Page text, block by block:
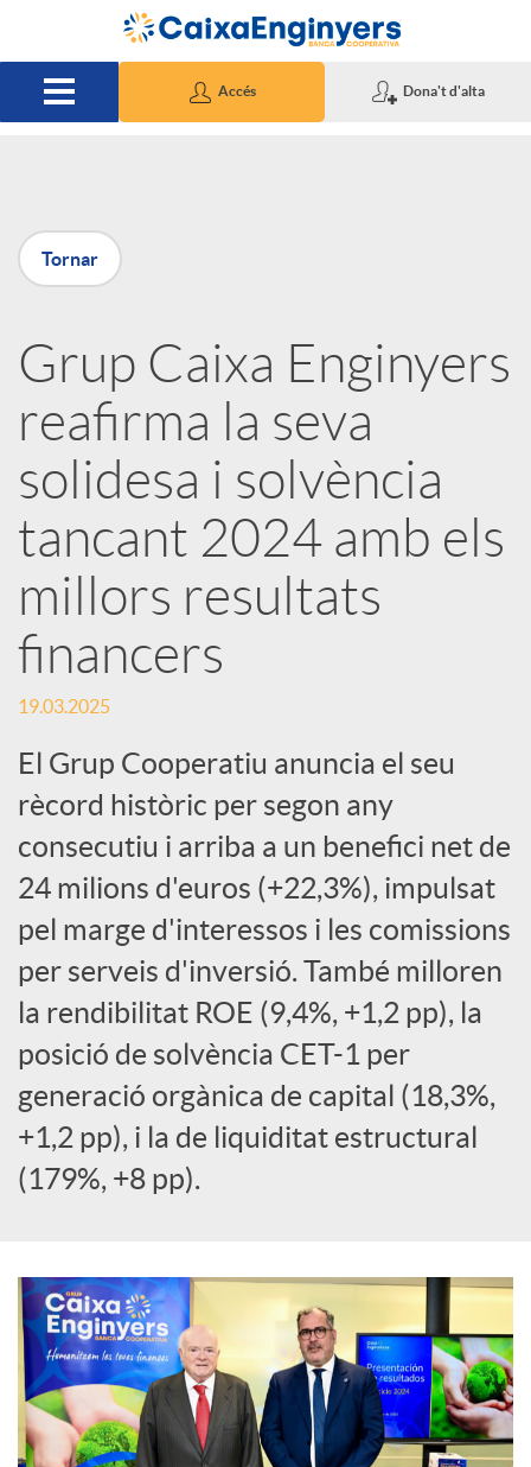
Salta al contingut principal
Accés Dona't d'alta
P
u
b
l
i
c
a
d
o
r
d
e
c
o
n
t
i
Tornar
Grup Caixa Enginyers
reafirma la seva
solidesa i solvència
tancant 2024 amb els
millors resultats
financers
19.03.2025
El Grup Cooperatiu anuncia el seu
rècord històric per segon any
consecutiu i arriba a un benefici net de
24 milions d'euros (+22,3%), impulsat
pel marge d'interessos i les comissions
per serveis d'inversió. També milloren
la rendibilitat ROE (9,4%, +1,2 pp), la
posició de solvència CET-1 per
generació orgànica de capital (18,3%,
+1,2 pp), i la de liquiditat estructural
(179%, +8 pp).